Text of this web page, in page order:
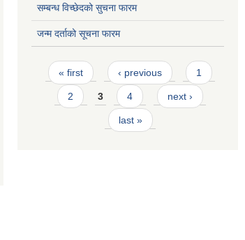
सम्बन्ध विच्छेदको सुचना फारम
जन्म दर्ताको सूचना फारम
Pages
« first ‹ previous 1
2 3 4 next ›
last »